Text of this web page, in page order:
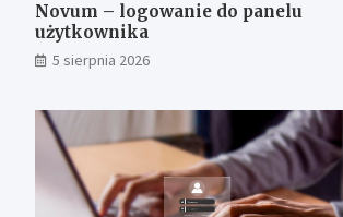
Novum – logowanie do panelu
użytkownika
5 sierpnia 2026